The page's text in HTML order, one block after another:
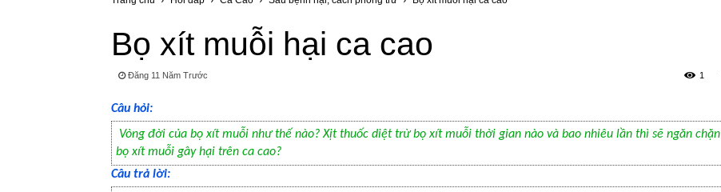
Bọ xít muỗi hại ca cao
Đăng 11 Năm Trước 1
Câu hỏi:
Vòng đời của bọ xít muỗi như thế nào? Xịt thuốc diệt trừ bọ xít muỗi thời gian nào và bao nhiêu lần thì sẽ ngăn chặn
bọ xít muỗi gây hại trên ca cao?
Câu trả lời: